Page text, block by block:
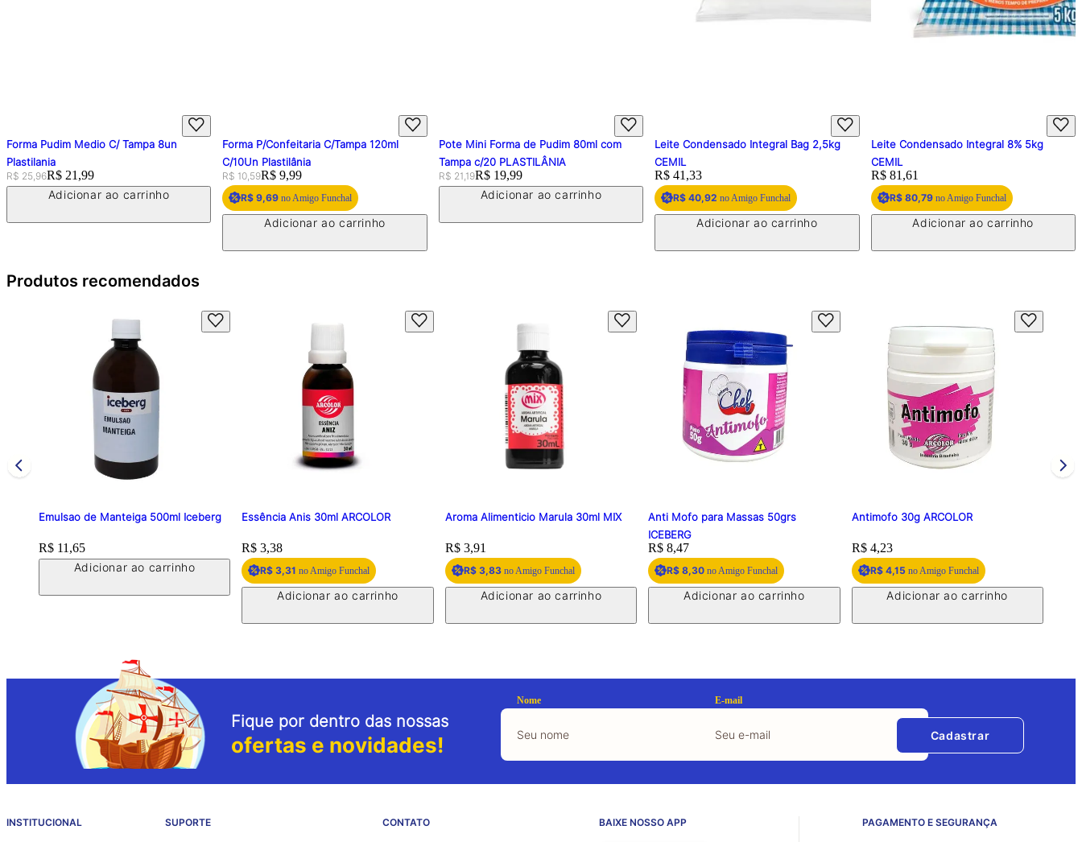
Forma Pudim Medio C/ Tampa 8un
Plastilania
Original price:
R$ 25,96Price:
R$ 21,99
Adicionar ao carrinho
Forma P/Confeitaria C/Tampa 120ml
C/10Un Plastilânia
Original price:
R$ 10,59Price:
R$ 9,99
R$ 9,69 no Amigo Funchal
Adicionar ao carrinho
Pote Mini Forma de Pudim 80ml com
Tampa c/20 PLASTILÂNIA
Original price:
R$ 21,19Price:
R$ 19,99
Adicionar ao carrinho
Leite Condensado Integral Bag 2,5kg
CEMIL
Price:
R$ 41,33
R$ 40,92 no Amigo Funchal
Adicionar ao carrinho
Leite Condensado Integral 8% 5kg
CEMIL
Price:
R$ 81,61
R$ 80,79no Amigo Funchal
Adicionar ao carrinho
Produtos recomendados
Emulsao de Manteiga 500ml Iceberg
Price:
R$ 11,65
Adicionar ao carrinho
Essência Anis 30ml ARCOLOR
Price:
R$ 3,38
R$ 3,31 no Amigo Funchal
Adicionar ao carrinho
Aroma Alimenticio Marula 30ml MIX
Price:
R$ 3,91
R$ 3,83no Amigo Funchal
Adicionar ao carrinho
Anti Mofo para Massas 50grs
ICEBERG
Price:
R$ 8,47
R$ 8,30 no Amigo Funchal
Adicionar ao carrinho
Antimofo 30g ARCOLOR
Price:
R$ 4,23
R$ 4,15 no Amigo Funchal
Adicionar ao carrinho
Fique por dentro das nossas
ofertas e novidades!
Nome E-mail
Cadastrar
INSTITUCIONAL SUPORTE CONTATO BAIXE NOSSO APP PAGAMENTO E SEGURANÇA